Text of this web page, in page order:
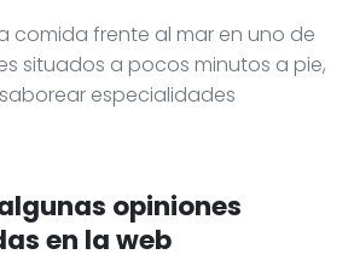
comida frente al mar en uno de
situados a pocos minutos a pie,
especialidades
opiniones
en la web